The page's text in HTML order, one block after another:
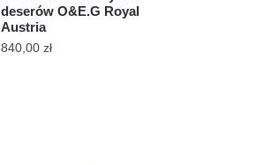
deserów O&E.G Royal
Austria
840,00 zł